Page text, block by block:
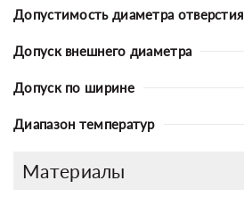
Допустимость диаметра отверстия
Допуск внешнего диаметра
Допуск по ширине
Диапазон температур
Материалы